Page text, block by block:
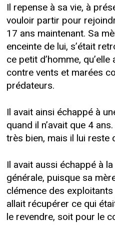
Il repense à sa vie, à
vouloir partir pour
17 ans maintenant. Sa
enceinte de lui, s’était
ce petit d’homme,
contre vents et marées
prédateurs.
Il avait ainsi échappé à
quand il n’avait que 4
très bien, mais il lui reste
Il avait aussi échappé à
générale, puisque sa
clémence des
allait récupérer ce qui
le revendre, soit pour le